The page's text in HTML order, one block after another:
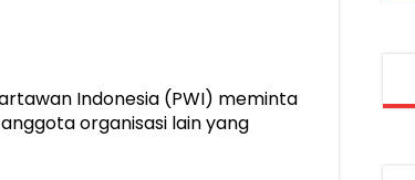
Indonesia (PWI) meminta
organisasi lain yang